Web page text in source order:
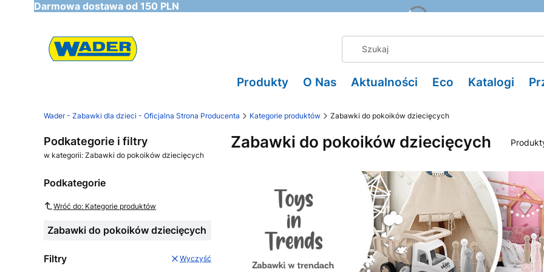
Darmowa dostawa od 150 PLN
Produkty O Nas Aktualności Eco Katalogi
Wader - Zabawki dla dzieci - Oficjalna Strona Producenta Kategorie produktów Zabawki do pokoików dziecięcych
Podkategorie i filtry
w kategorii: Zabawki do pokoików dziecięcych
Podkategorie
Wróć do: Kategorie produktów
Zabawki do pokoików dziecięcych
Filtry Wyczyść
Zabawki do pokoików dziecięcych